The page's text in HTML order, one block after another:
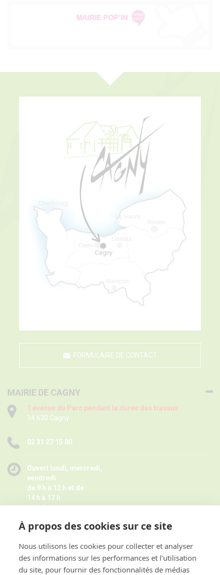
FORMULAIRE DE CONTACT
MAIRIE DE CAGNY
1 avenue du Parc pendant la durée des travaux
14 630 Cagny
02 31 27 15 80
Ouvert lundi, mercredi,
vendredi
de 9 h à 12 h et de
14 h à 17 h
Mardi
Jeudi de 14 h à 17 h -Fermé pendant les petites vacances
Horaires juillet août ici
et sur rendez-vous
À propos des cookies sur ce site
Nous utilisons les cookies pour collecter et analyser
des informations sur les performances et l'utilisation
du site, pour fournir des fonctionnalités de médias